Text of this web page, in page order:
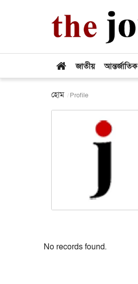
জাতীয় আন্তর্জাতিক
হোম Profile
No records found.